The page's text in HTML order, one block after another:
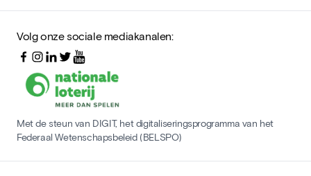
Volg onze sociale mediakanalen:
Met de steun van DIGIT, het digitaliseringsprogramma van het
Federaal Wetenschapsbeleid (BELSPO)